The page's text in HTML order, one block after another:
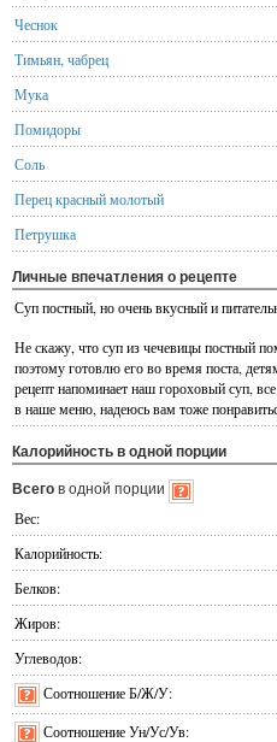
Чеснок
Тимьян, чабрец
Мука
Помидоры
Соль
Перец красный молотый
Петрушка
Личные впечатления о рецепте
Суп постный, но очень вкусный и
Не скажу, что суп из чечевицы постный
поэтому готовлю его во время поста,
рецепт напоминает наш гороховый суп,
в наше меню, надеюсь вам тоже
Калорийность в одной порции
Всего в одной порции
Вес:
Калорийность:
Белков:
Жиров:
Углеводов:
Соотношение Б/Ж/У:
Соотношение Ун/Ус/Ув: